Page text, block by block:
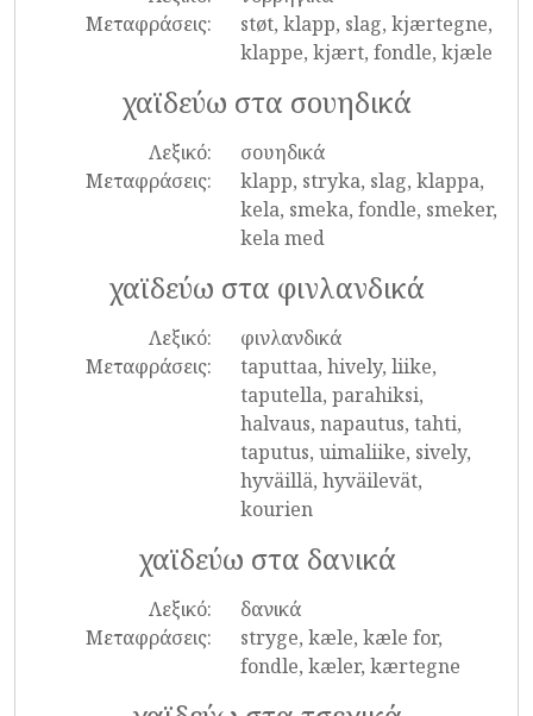
Μεταφράσεις:
støt, klapp, slag, kjærtegne,
klappe, kjært, fondle, kjæle
χαϊδεύω στα σουηδικά
Λεξικό:
σουηδικά
Μεταφράσεις:
klapp, stryka, slag, klappa,
kela, smeka, fondle, smeker,
kela med
χαϊδεύω στα φινλανδικά
Λεξικό:
φινλανδικά
Μεταφράσεις:
taputtaa, hively, liike,
taputella, parahiksi,
halvaus, napautus, tahti,
taputus, uimaliike, sively,
hyväillä, hyväilevät,
kourien
χαϊδεύω στα δανικά
Λεξικό:
δανικά
Μεταφράσεις:
stryge, kæle, kæle for,
fondle, kæler, kærtegne